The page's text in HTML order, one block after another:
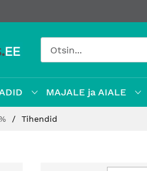
MAJALE ja AIALE
Tihendid